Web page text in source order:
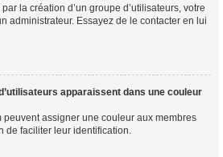
la création d’un groupe d’utilisateurs, votre
administrateur. Essayez de le contacter en lui
apparaissent dans une couleur
peuvent assigner une couleur aux membres
de faciliter leur identification.